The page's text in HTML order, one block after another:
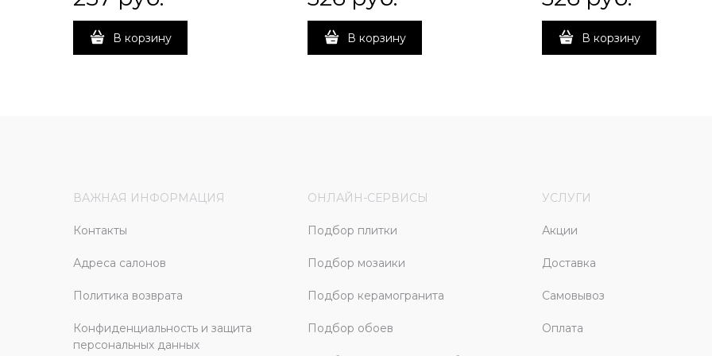
В корзину В корзину В корзину
ВАЖНАЯ ИНФОРМАЦИЯ
Контакты
Адреса салонов
Политика возврата
Конфиденциальность и защита
персональных данных
ОНЛАЙН-СЕРВИСЫ
Подбор плитки
Подбор мозаики
Подбор керамогранита
Подбор обоев
УСЛУГИ
Акции
Доставка
Самовывоз
Оплата